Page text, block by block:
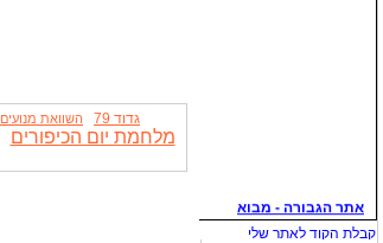
גדוד 79 השוואת מנועים
מלחמת יום הכיפורים